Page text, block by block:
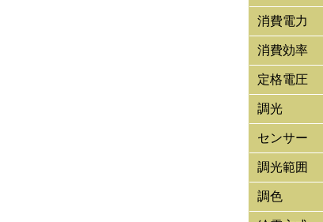
消費電力
消費効率
定格電圧
調光
センサー
調光範囲
調色